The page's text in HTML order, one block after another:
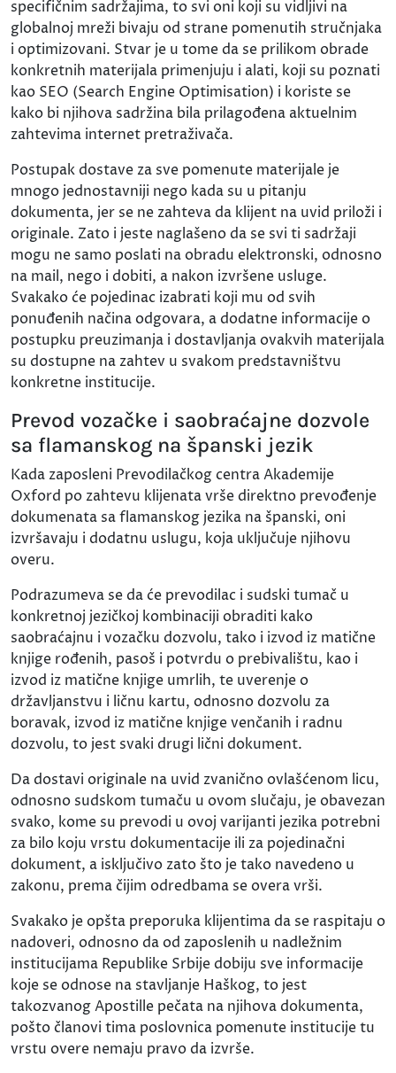
specifičnim sadržajima, to svi oni koji su vidljivi na
globalnoj mreži bivaju od strane pomenutih stručnjaka
i optimizovani. Stvar je u tome da se prilikom obrade
konkretnih materijala primenjuju i alati, koji su poznati
kao SEO (Search Engine Optimisation) i koriste se
kako bi njihova sadržina bila prilagođena aktuelnim
zahtevima internet pretraživača.
Postupak dostave za sve pomenute materijale je
mnogo jednostavniji nego kada su u pitanju
dokumenta, jer se ne zahteva da klijent na uvid priloži i
originale. Zato i jeste naglašeno da se svi ti sadržaji
mogu ne samo poslati na obradu elektronski, odnosno
na mail, nego i dobiti, a nakon izvršene usluge.
Svakako će pojedinac izabrati koji mu od svih
ponuđenih načina odgovara, a dodatne informacije o
postupku preuzimanja i dostavljanja ovakvih materijala
su dostupne na zahtev u svakom predstavništvu
konkretne institucije.
Prevod vozačke i saobraćajne dozvole
sa flamanskog na španski jezik
Kada zaposleni Prevodilačkog centra Akademije
Oxford po zahtevu klijenata vrše direktno prevođenje
dokumenata sa flamanskog jezika na španski, oni
izvršavaju i dodatnu uslugu, koja uključuje njihovu
overu.
Podrazumeva se da će prevodilac i sudski tumač u
konkretnoj jezičkoj kombinaciji obraditi kako
saobraćajnu i vozačku dozvolu, tako i izvod iz matične
knjige rođenih, pasoš i potvrdu o prebivalištu, kao i
izvod iz matične knjige umrlih, te uverenje o
državljanstvu i ličnu kartu, odnosno dozvolu za
boravak, izvod iz matične knjige venčanih i radnu
dozvolu, to jest svaki drugi lični dokument.
Da dostavi originale na uvid zvanično ovlašćenom licu,
odnosno sudskom tumaču u ovom slučaju, je obavezan
svako, kome su prevodi u ovoj varijanti jezika potrebni
za bilo koju vrstu dokumentacije ili za pojedinačni
dokument, a isključivo zato što je tako navedeno u
zakonu, prema čijim odredbama se overa vrši.
Svakako je opšta preporuka klijentima da se raspitaju o
nadoveri, odnosno da od zaposlenih u nadležnim
institucijama Republike Srbije dobiju sve informacije
koje se odnose na stavljanje Haškog, to jest
takozvanog Apostille pečata na njihova dokumenta,
pošto članovi tima poslovnica pomenute institucije tu
vrstu overe nemaju pravo da izvrše.